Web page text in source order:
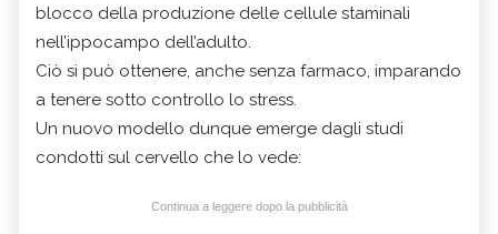
blocco della produzione delle cellule staminali
nell’ippocampo dell’adulto.
Ciò si può ottenere, anche senza farmaco, imparando
a tenere sotto controllo lo stress.
Un nuovo modello dunque emerge dagli studi
condotti sul cervello che lo vede:
Continua a leggere dopo la pubblicità